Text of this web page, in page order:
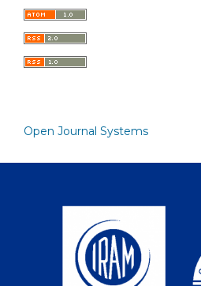
Open Journal Systems